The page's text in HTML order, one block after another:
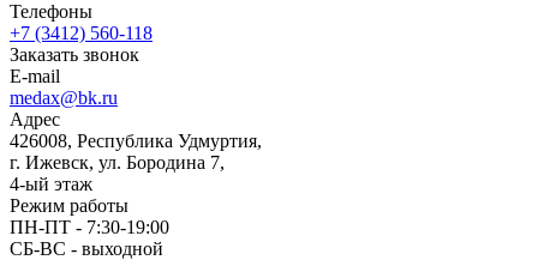
Телефоны
+7 (3412) 560-118
Заказать звонок
E-mail
medax@bk.ru
Адрес
426008, Республика Удмуртия,
г. Ижевск, ул. Бородина 7,
4-ый этаж
Режим работы
ПН-ПТ - 7:30-19:00
СБ-ВС - выходной